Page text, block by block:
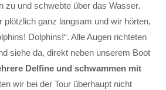
zu und schwebte über das Wasser.
plötzlich ganz langsam und wir hörten,
Dolphins!“. Alle Augen richteten
siehe da, direkt neben unserem Boot
Delfine und schwammen mit
wir bei der Tour überhaupt nicht